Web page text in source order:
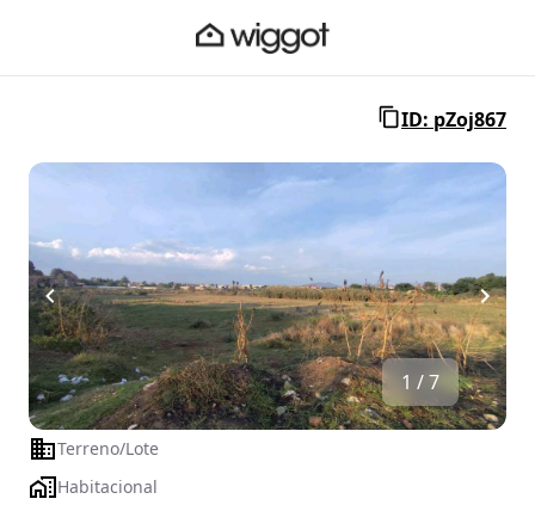
ID: pZoj867
1 / 7
Terreno/Lote
Habitacional